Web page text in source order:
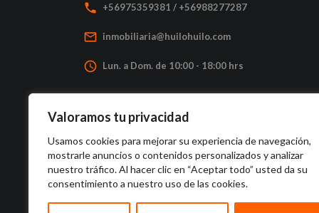
Valoramos tu privacidad
Usamos cookies para mejorar su experiencia de navegación,
mostrarle anuncios o contenidos personalizados y analizar
nuestro tráfico. Al hacer clic en “Aceptar todo” usted da su
consentimiento a nuestro uso de las cookies.
local_phone +56975359381 / +56988277287
mail_outline inmobiliaria@huilohuilo.com
access_time Lun. a Dom. de 10:00 - 18:00 hrs